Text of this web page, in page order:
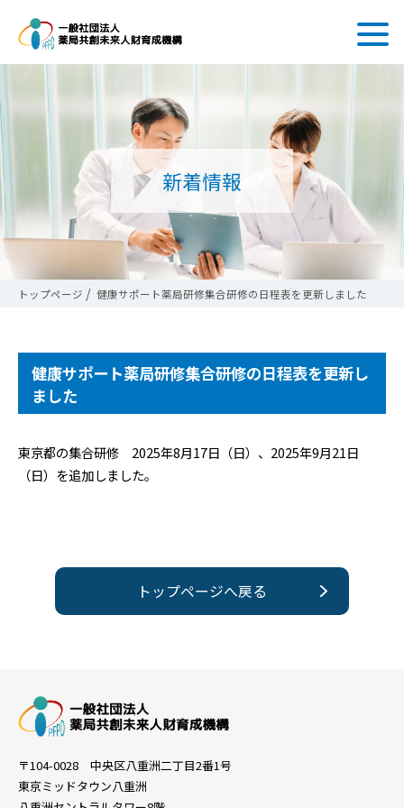
新着情報
トップページ 健康サポート薬局研修集合研修の日程表を更新しました
健康サポート薬局研修集合研修の日程表を更新し
ました
東京都の集合研修 2025年8月17日（日）、2025年9月21日
（日）を追加しました。
トップページへ戻る
〒104-0028 中央区八重洲二丁目2番1号
東京ミッドタウン八重洲